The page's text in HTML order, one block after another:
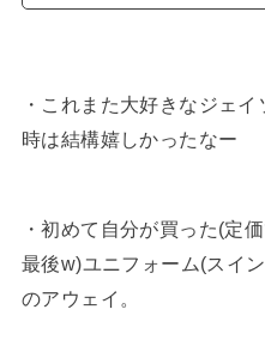
・これまた大好きなジェ
時は結構嬉しかったなー
・初めて自分が買った(定
最後w)ユニフォーム(スイ
のアウェイ。